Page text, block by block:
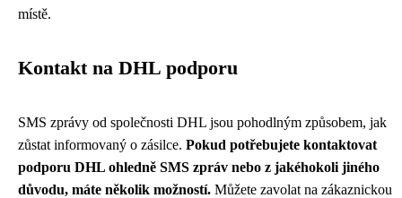
místě.
Kontakt na DHL podporu
SMS zprávy od společnosti DHL jsou pohodlným způsobem, jak
zůstat informovaný o zásilce. Pokud potřebujete kontaktovat
podporu DHL ohledně SMS zpráv nebo z jakéhokoli jiného
důvodu, máte několik možností. Můžete zavolat na zákaznickou